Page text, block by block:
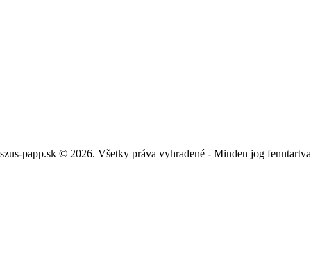
szus-papp.sk © 2026. Všetky práva vyhradené - Minden jog